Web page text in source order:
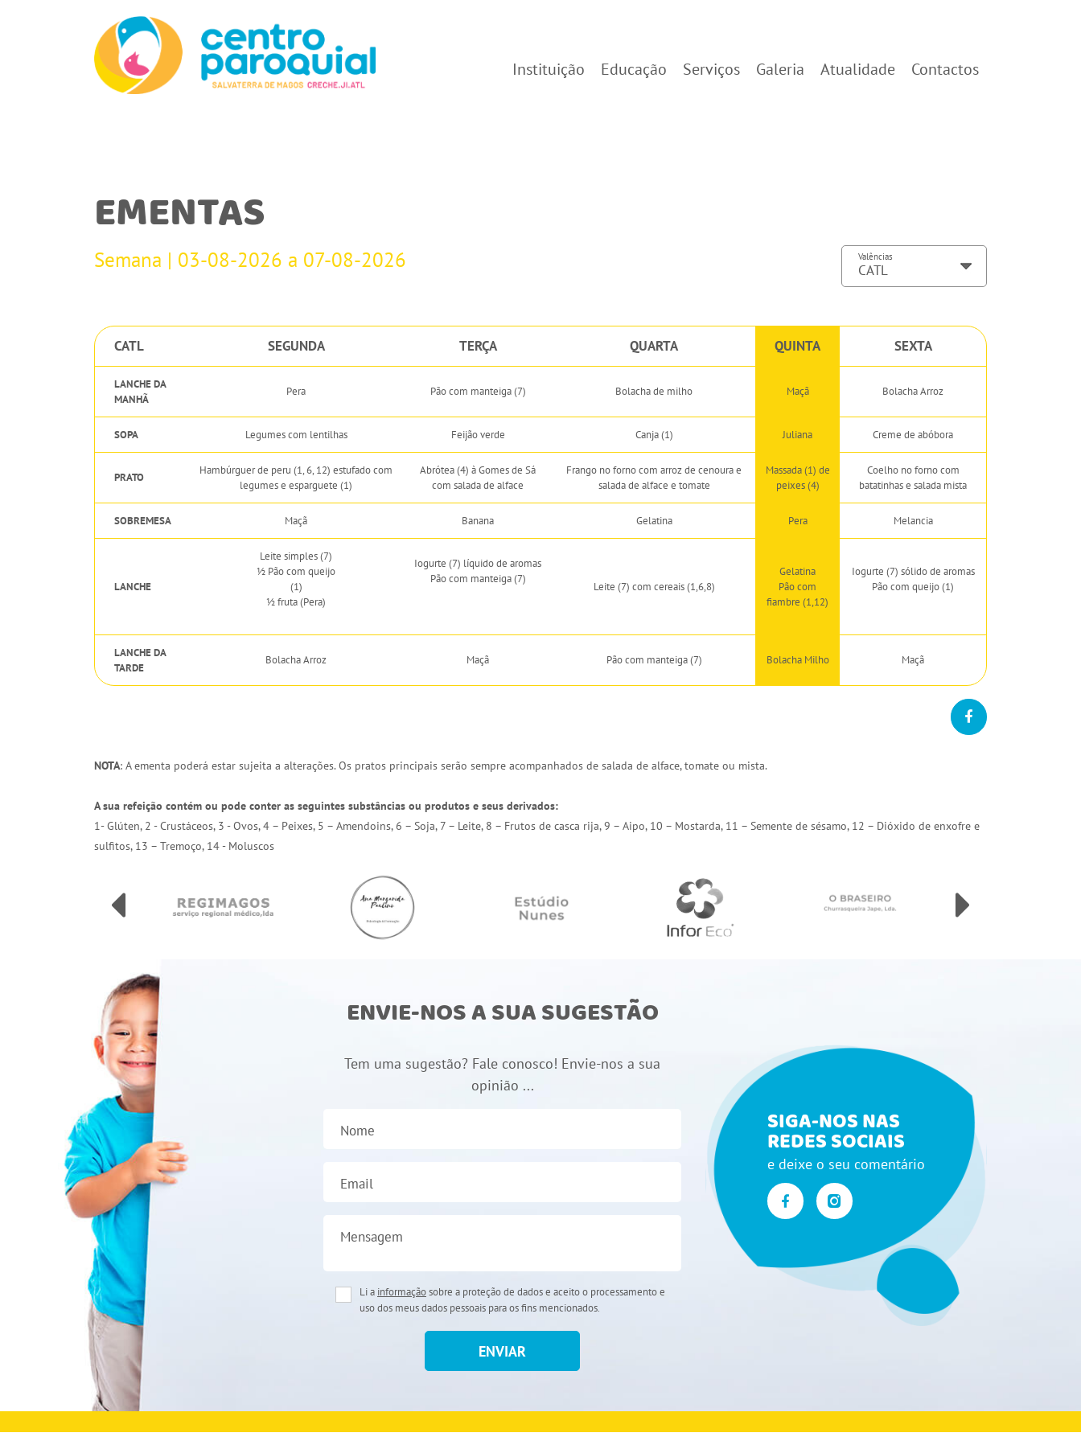
Instituição Educação Serviços Galeria Atualidade Contactos
EMENTAS
Semana | 03-08-2026 a 07-08-2026 Valências
CATL SEGUNDA TERÇA QUARTA QUINTA SEXTA
LANCHE DA
MANHÃ
Pera Pão com manteiga (7) Bolacha de milho Maçã Bolacha Arroz
SOPA Legumes com lentilhas Feijão verde Canja (1) Juliana Creme de abóbora
PRATO
Hambúrguer de peru (1, 6, 12) estufado com
legumes e esparguete (1)
Abrótea (4) à Gomes de Sá
com salada de alface
Frango no forno com arroz de cenoura e
salada de alface e tomate
Massada (1) de
peixes (4)
Coelho no forno com
batatinhas e salada mista
SOBREMESA Maçã Banana Gelatina Pera Melancia
LANCHE
Leite simples (7)
½ Pão com queijo
(1)
½ fruta (Pera)
Iogurte (7) líquido de aromas
Pão com manteiga (7)
Leite (7) com cereais (1,6,8)
Gelatina
Pão com
fiambre (1,12)
Iogurte (7) sólido de aromas
Pão com queijo (1)
LANCHE DA
TARDE
Bolacha Arroz Maçã Pão com manteiga (7) Bolacha Milho Maçã
NOTA: A ementa poderá estar sujeita a alterações. Os pratos principais serão sempre acompanhados de salada de alface, tomate ou mista.
A sua refeição contém ou pode conter as seguintes substâncias ou produtos e seus derivados:
1- Glúten, 2 - Crustáceos, 3 - Ovos, 4 – Peixes, 5 – Amendoins, 6 – Soja, 7 – Leite, 8 – Frutos de casca rija, 9 – Aipo, 10 – Mostarda, 11 – Semente de sésamo, 12 – Dióxido de enxofre e
sulfitos, 13 – Tremoço, 14 - Moluscos
ENVIE-NOS A SUA SUGESTÃO
Tem uma sugestão? Fale conosco! Envie-nos a sua
opinião ...
Nome
Email
Mensagem
Li a informaçãosobre a proteção de dados e aceito o processamento e
uso dos meus dados pessoais para os fins mencionados.
ENVIAR
SIGA-NOS NAS
REDES SOCIAIS
e deixe o seu comentário